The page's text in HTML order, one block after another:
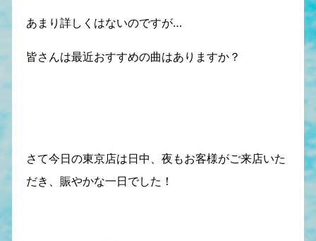
あまり詳しくはないのですが…
皆さんは最近おすすめの曲はありますか？
さて今日の東京店は日中、夜もお客様がご来店いた
だき、賑やかな一日でした！